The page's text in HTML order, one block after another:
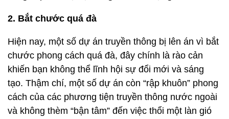
2. Bắt chước quá đà
Hiện nay, một số dự án truyền thông bị lên án vì bắt
chước phong cách quá đà, đây chính là rào cản
khiến bạn không thể lĩnh hội sự đổi mới và sáng
tạo. Thậm chí, một số dự án còn “rập khuôn” phong
cách của các phương tiện truyền thông nước ngoài
và không thèm “bận tâm” đến việc thổi một làn gió